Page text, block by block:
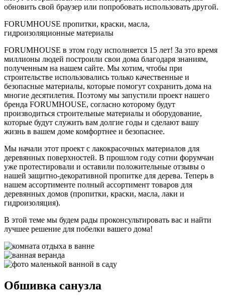
обновить свой браузер или попробовать использовать другой.
FORUMHOUSE пропитки, краски, масла,
гидроизоляционные материалы
FORUMHOUSE в этом году исполняется 15 лет! За это время
миллионы людей построили свои дома благодаря знаниям,
полученным на нашем сайте. Мы хотим, чтобы при
строительстве использовались только качественные и
безопасные материалы, которые помогут сохранить дома на
многие десятилетия. Поэтому мы запустили проект нашего
бренда FORUMHOUSE, согласно которому будут
производиться строительные материалы и оборудование,
которые будут служить вам долгие годы и сделают вашу
жизнь в вашем доме комфортнее и безопаснее.
Мы начали этот проект с лакокрасочных материалов для
деревянных поверхностей. В прошлом году сотни форумчан
уже протестировали и оставили положительные отзывы о
нашей защитно-декоративной пропитке для дерева. Теперь в
нашем ассортименте полный ассортимент товаров для
деревянных домов (пропитки, краски, масла, лаки и
гидроизоляция).
В этой теме мы будем рады проконсультировать вас и найти
лучшее решение для побелки вашего дома!
Обшивка санузла